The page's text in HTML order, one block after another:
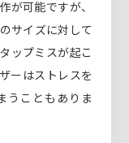
が可能ですが、
サイズに対して
ップミスが起こ
ーはストレスを
うこともありま